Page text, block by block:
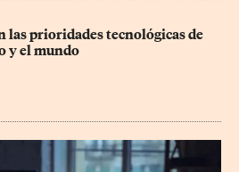
las prioridades tecnológicas de
y el mundo